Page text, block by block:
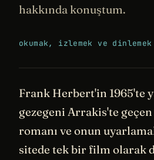
hakkında konuştum.
okumak, izlemek ve
Frank Herbert'in 1965'te
gezegeni Arrakis'te
romanı ve onun
sitede tek bir film olarak